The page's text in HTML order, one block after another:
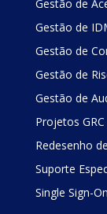
Gestão de
Gestão de
Gestão de
Gestão de
Gestão de
Projetos GRC
Redesenho
Suporte
Single Sign-